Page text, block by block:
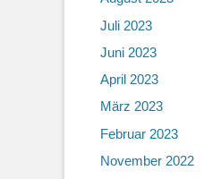
Juli 2023
Juni 2023
April 2023
März 2023
Februar 2023
November 2022